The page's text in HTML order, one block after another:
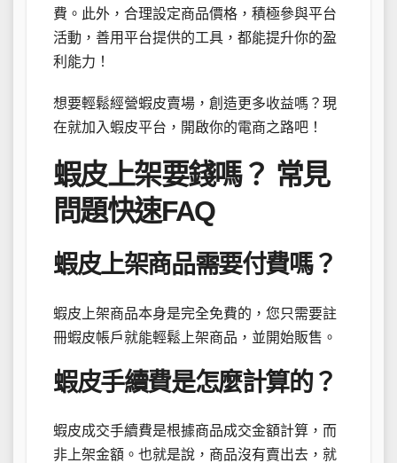
費。此外，合理設定商品價格，積極參與平台
活動，善用平台提供的工具，都能提升你的盈
利能力！
想要輕鬆經營蝦皮賣場，創造更多收益嗎？現
在就加入蝦皮平台，開啟你的電商之路吧！
蝦皮上架要錢嗎？ 常見
問題快速FAQ
蝦皮上架商品需要付費嗎？
蝦皮上架商品本身是完全免費的，您只需要註
冊蝦皮帳戶就能輕鬆上架商品，並開始販售。
蝦皮手續費是怎麼計算的？
蝦皮成交手續費是根據商品成交金額計算，而
非上架金額。也就是說，商品沒有賣出去，就